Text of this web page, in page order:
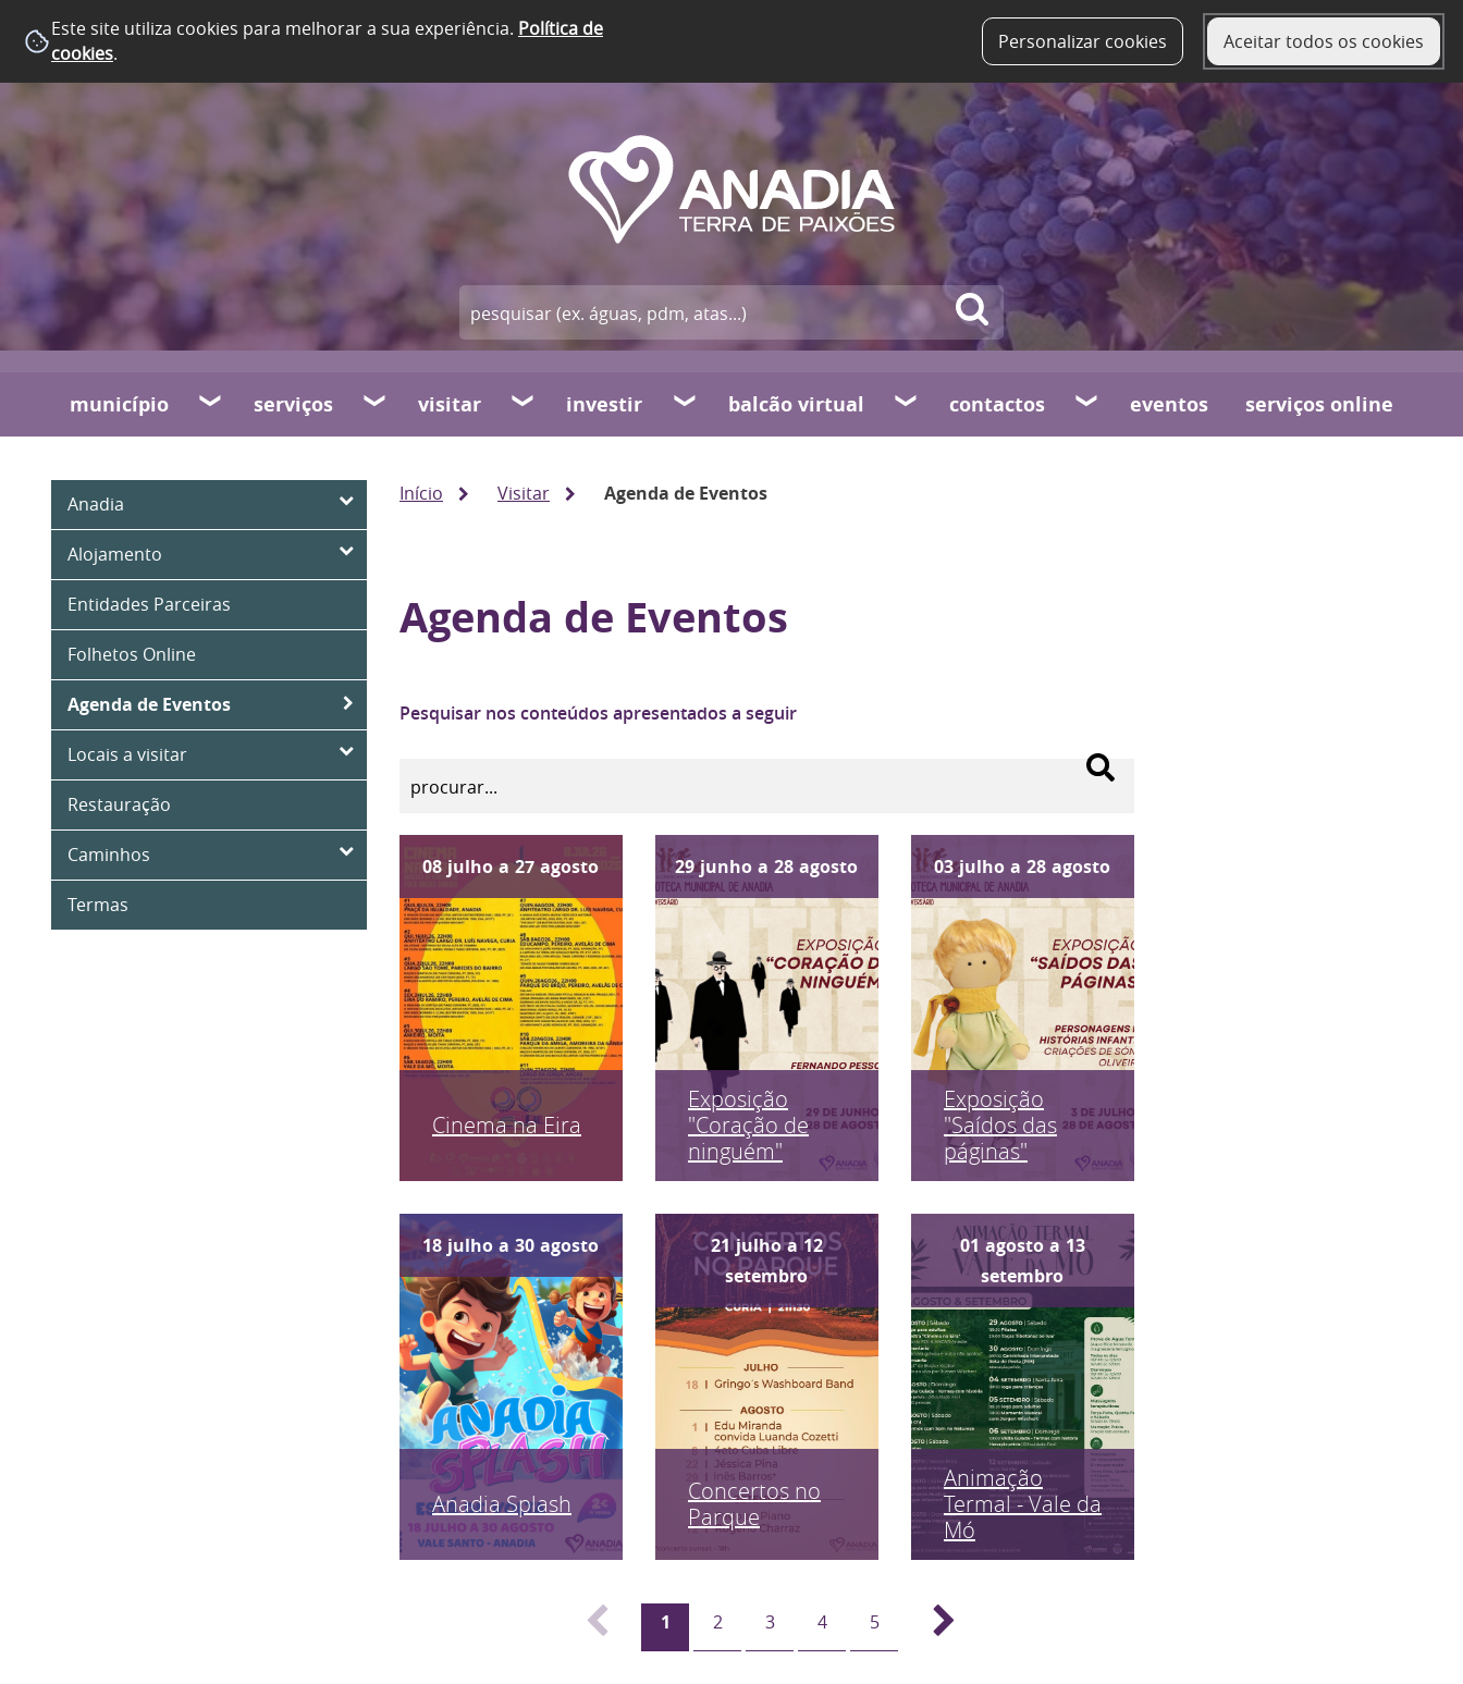
Este site utiliza cookies para melhorar a sua experiência. Política de
cookies. Personalizar cookies Aceitar todos os cookies
município serviços visitar investir balcão virtual contactos eventos serviços online
Anadia
Alojamento
Entidades Parceiras
Folhetos Online
Agenda de Eventos
Locais a visitar
Restauração
Caminhos
Termas
Início Visitar Agenda de Eventos
Agenda de Eventos
Pesquisar nos conteúdos apresentados a seguir
08 julho a 27 agosto
Cinema na Eira
29 junho a 28 agosto
Exposição
"Coração de
ninguém"
03 julho a 28 agosto
Exposição
"Saídos das
páginas"
18 julho a 30 agosto
Anadia Splash
21 julho a 12
setembro
Concertos no
Parque
01 agosto a 13
setembro
Animação
Termal - Vale da
Mó
1 2 3 4 5